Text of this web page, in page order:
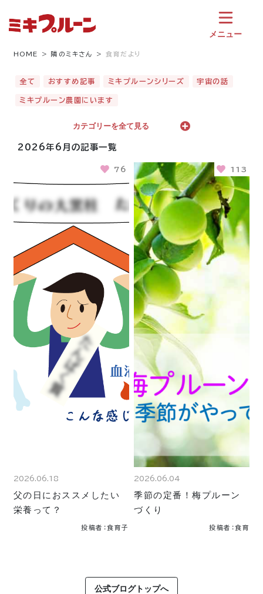
メニュー
HOME 隣のミキさん 食育だより
全て おすすめ記事 ミキプルーンシリーズ 宇宙の話
ミキプルーン農園にいます
カテゴリーを全て見る
2026年6月の記事一覧
76
2026.06.18
父の日におススメしたい
栄養って？
投稿者：食育子
113
2026.06.04
季節の定番！梅プルーン
づくり
投稿者：食育
公式ブログトップへ